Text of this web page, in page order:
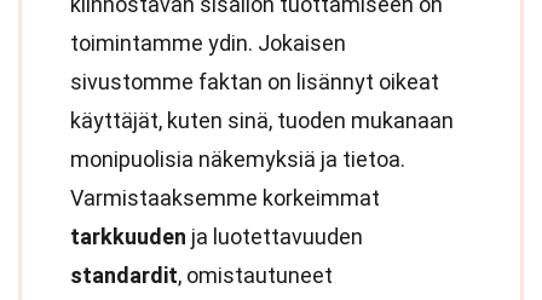
toimintamme ydin. Jokaisen
sivustomme faktan on lisännyt oikeat
käyttäjät, kuten sinä, tuoden mukanaan
monipuolisia näkemyksiä ja tietoa.
Varmistaaksemme korkeimmat
tarkkuuden ja luotettavuuden
standardit, omistautuneet